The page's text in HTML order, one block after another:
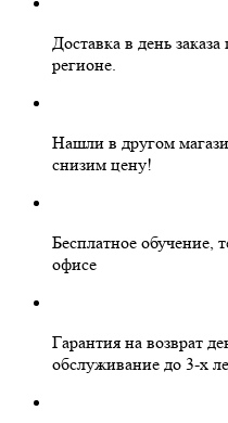
Доставка в день заказа
регионе.
Нашли в другом
снизим цену!
Бесплатное обучение,
офисе
Гарантия на возврат
обслуживание до 3-х